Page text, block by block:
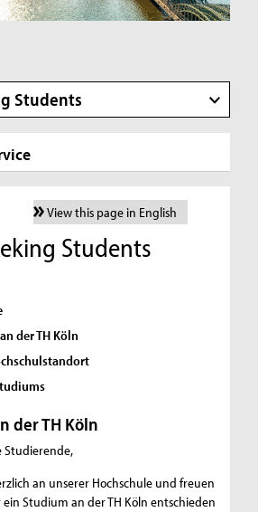
Students
View this page in English
Students
der TH Köln
der TH Köln
Studierende,
an unserer Hochschule und freuen
ein Studium an der TH Köln entschieden